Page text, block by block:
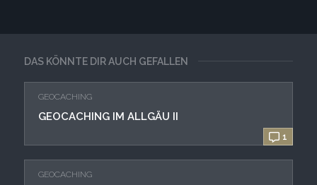
DAS KÖNNTE DIR AUCH GEFALLEN
1
GEOCACHING
GEOCACHING IM ALLGÄU II
GEOCACHING